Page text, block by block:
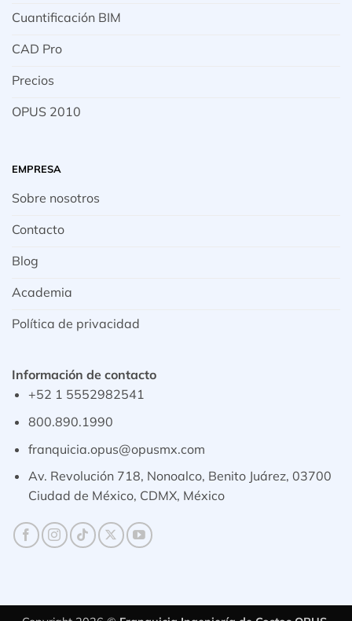
Cuantificación BIM
CAD Pro
Precios
OPUS 2010
EMPRESA
Sobre nosotros
Contacto
Blog
Academia
Política de privacidad
Información de contacto
+52 1 5552982541
800.890.1990
franquicia.opus@opusmx.com
Av. Revolución 718, Nonoalco, Benito Juárez, 03700
Ciudad de México, CDMX, México